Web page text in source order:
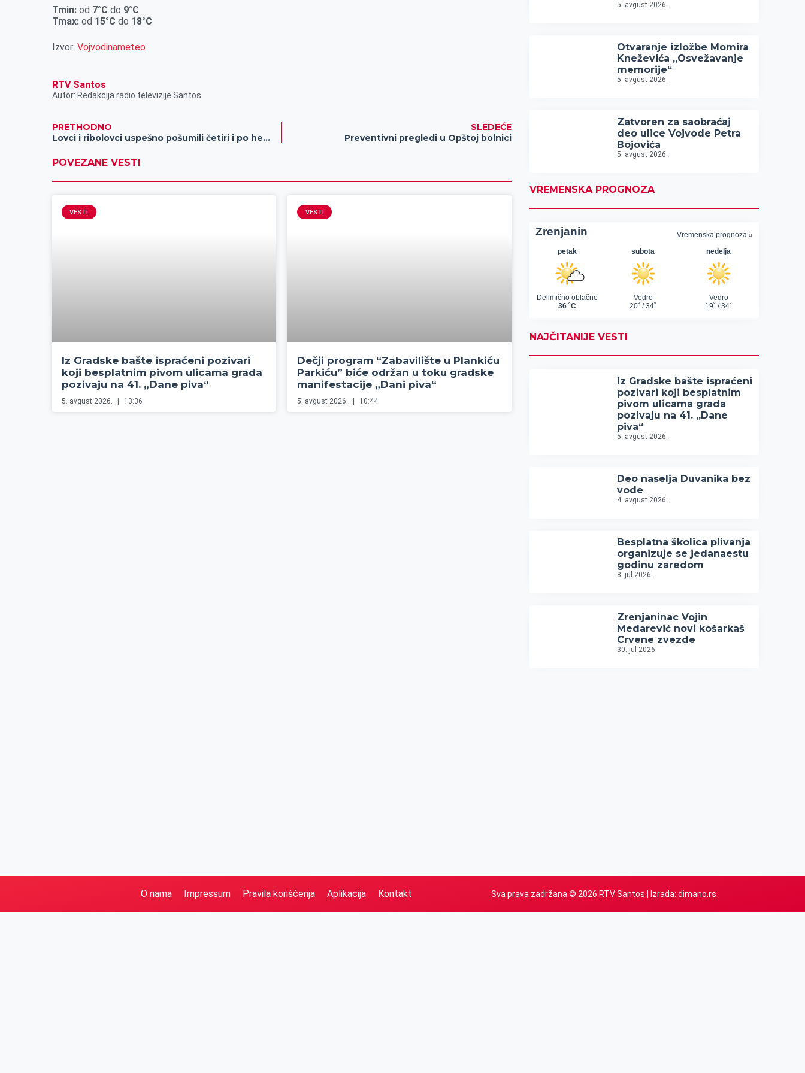
Tmin: od 7°C do 9°C
Tmax:od 15°C do 18°C
Izvor:Vojvodinameteo
RTV Santos
Autor: Redakcija radio televizije Santos
PRETHODNO
Lovci i ribolovci uspešno pošumili četiri i po hektara
SLEDEĆE
Preventivni pregledi u Opštoj bolnici
POVEZANE VESTI
VESTI
Iz Gradske bašte ispraćeni pozivari
koji besplatnim pivom ulicama grada
pozivaju na 41. „Dane piva“
5. avgust 2026. 13:36
VESTI
Dečji program “Zabavilište u Plankiću
Parkiću” biće održan u toku gradske
manifestacije „Dani piva“
5. avgust 2026. 10:44
5. avgust 2026.
Otvaranje izložbe Momira
Kneževića „Osvežavanje
memorije“
5. avgust 2026.
Zatvoren za saobraćaj
deo ulice Vojvode Petra
Bojovića
5. avgust 2026.
VREMENSKA PROGNOZA
NAJČITANIJE VESTI
Iz Gradske bašte ispraćeni
pozivari koji besplatnim
pivom ulicama grada
pozivaju na 41. „Dane
piva“
5. avgust 2026.
Deo naselja Duvanika bez
vode
4. avgust 2026.
Besplatna školica plivanja
organizuje se jedanaestu
godinu zaredom
8. jul 2026.
Zrenjaninac Vojin
Medarević novi košarkaš
Crvene zvezde
30. jul 2026.
O nama Impressum Pravila korišćenja Aplikacija Kontakt Sva prava zadržana © 2026 RTV Santos | Izrada: dimano.rs